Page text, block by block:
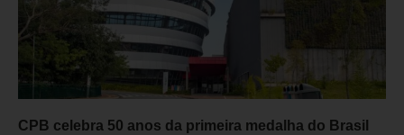
CPB celebra 50 anos da primeira medalha do Brasil